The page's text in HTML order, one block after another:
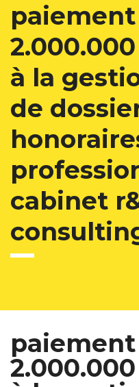
à la
de
cabinet